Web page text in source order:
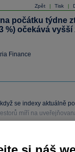
Zpět Tisk
počátku týdne
%) očekává vyšší
Finance
se indexy aktuálně
míří na